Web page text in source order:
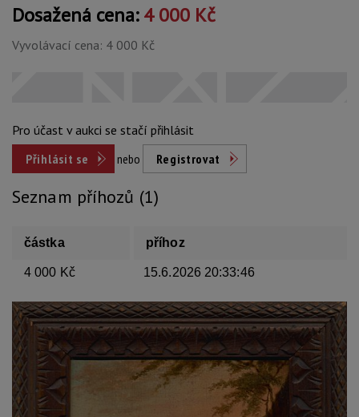
Dosažená cena:4 000 Kč
Vyvolávací cena: 4 000 Kč
Pro účast v aukci se stačí přihlásit
Přihlásit se
nebo Registrovat
Seznam příhozů (1)
částka příhoz
4 000 Kč 15.6.2026 20:33:46